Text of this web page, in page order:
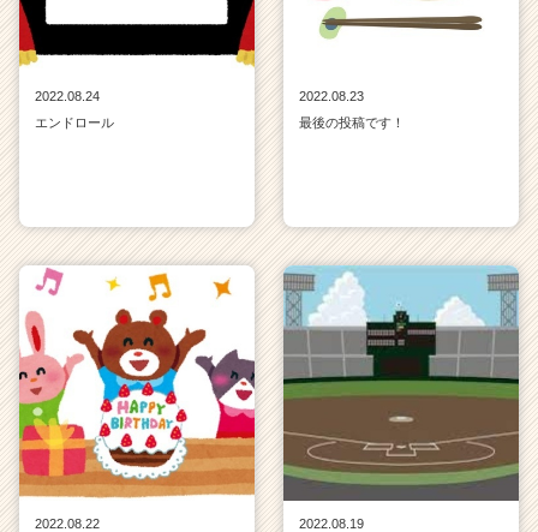
2022.08.24
エンドロール
2022.08.23
最後の投稿です！
2022.08.22
2022.08.19